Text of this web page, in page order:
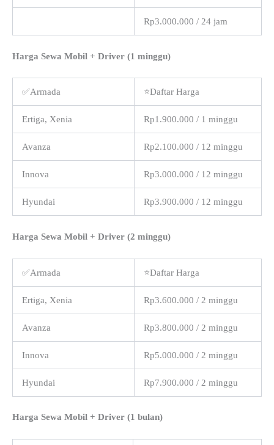
Rp3.000.000 / 24 jam
Harga Sewa Mobil + Driver (1 minggu)
✅Armada ⭐Daftar Harga
Ertiga, Xenia Rp1.900.000 / 1 minggu
Avanza Rp2.100.000 / 12 minggu
Innova Rp3.000.000 / 12 minggu
Hyundai Rp3.900.000 / 12 minggu
Harga Sewa Mobil + Driver (2 minggu)
✅Armada ⭐Daftar Harga
Ertiga, Xenia Rp3.600.000 / 2 minggu
Avanza Rp3.800.000 / 2 minggu
Innova Rp5.000.000 / 2 minggu
Hyundai Rp7.900.000 / 2 minggu
Harga Sewa Mobil + Driver (1 bulan)